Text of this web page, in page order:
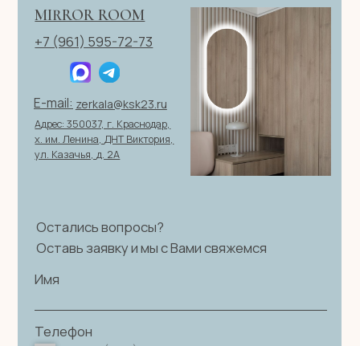
© 2026 ИП Клевцов Е.А.Все права защищены.